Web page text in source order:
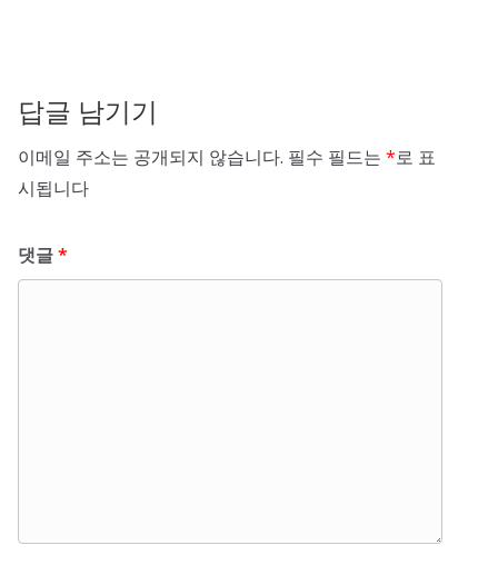
답글 남기기
이메일 주소는 공개되지 않습니다. 필수 필드는 *로 표
시됩니다
댓글*